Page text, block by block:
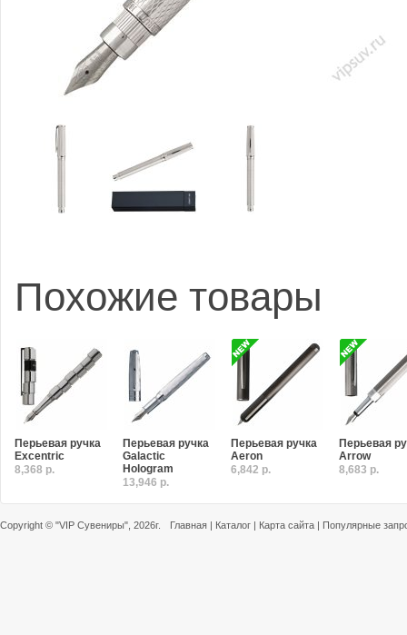
Похожие товары
Перьевая ручка
Excentric
8,368 р.
Перьевая ручка
Galactic
Hologram
13,946 р.
Перьевая ручка
Aeron
6,842 р.
Перьевая
Arrow
8,683 р.
Copyright © "VIP Сувениры" , 2026г. Главная | Каталог | Карта сайта | Популярные